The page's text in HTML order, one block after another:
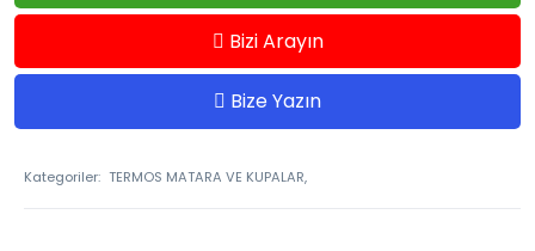
Bizi Arayın
Bize Yazın
Kategoriler: TERMOS MATARA VE KUPALAR,